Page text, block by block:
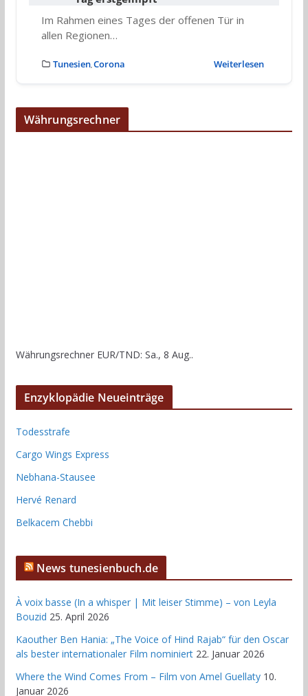
Im Rahmen eines Tages der offenen Tür in
allen Regionen…
Tunesien, Corona Weiterlesen
Währungsrechner
Währungsrechner EUR/TND: Sa., 8 Aug..
Enzyklopädie Neueinträge
Todesstrafe
Cargo Wings Express
Nebhana-Stausee
Hervé Renard
Belkacem Chebbi
News tunesienbuch.de
À voix basse (In a whisper | Mit leiser Stimme) – von Leyla
Bouzid 25. April 2026
Kaouther Ben Hania: „The Voice of Hind Rajab“ für den Oscar
als bester internationaler Film nominiert 22. Januar 2026
Where the Wind Comes From – Film von Amel Guellaty 10.
Januar 2026